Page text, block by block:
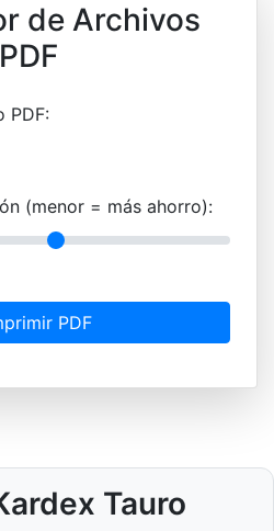
de Archivos
PDF
PDF:
(menor = más ahorro):
PDF
Tauro